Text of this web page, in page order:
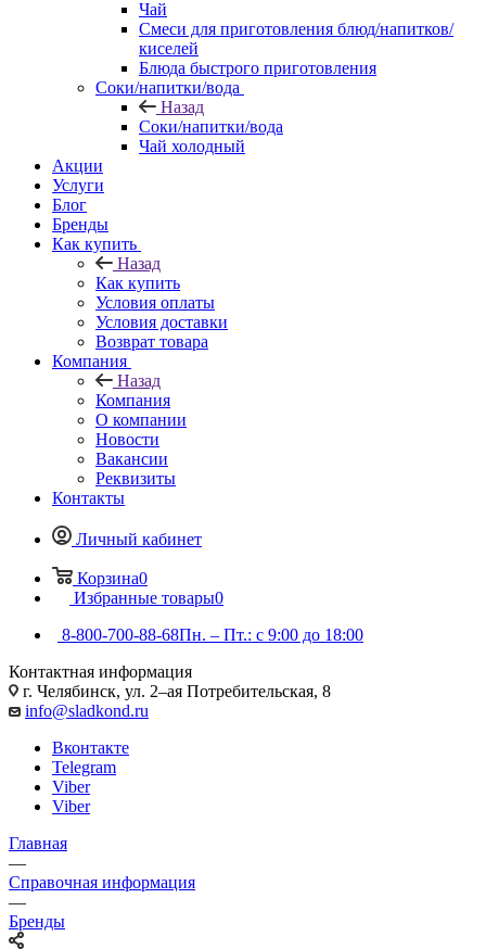
Чай
Смеси для приготовления блюд/напитков/
киселей
Блюда быстрого приготовления
Соки/напитки/вода
Назад
Соки/напитки/вода
Чай холодный
Акции
Услуги
Блог
Бренды
Как купить
Назад
Как купить
Условия оплаты
Условия доставки
Возврат товара
Компания
Назад
Компания
О компании
Новости
Вакансии
Реквизиты
Контакты
Личный кабинет
Корзина0
Избранные товары0
8-800-700-88-68Пн. – Пт.: с 9:00 до 18:00
Контактная информация
г. Челябинск, ул. 2–ая Потребительская, 8
info@sladkond.ru
Вконтакте
Telegram
Viber
Viber
Главная
—
Справочная информация
—
Бренды